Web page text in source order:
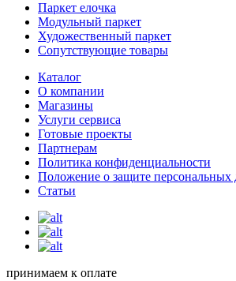
Паркет елочка
Модульный паркет
Художественный паркет
Сопутствующие товары
Каталог
О компании
Магазины
Услуги сервиса
Готовые проекты
Партнерам
Политика конфиденциальности
Положение о защите персональных
Статьи
принимаем к оплате